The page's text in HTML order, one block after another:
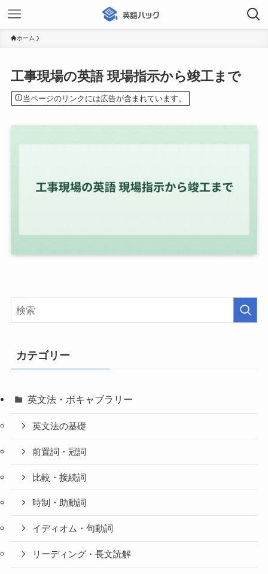
ホーム
工事現場の英語 現場指示から竣工まで
当ページのリンクには広告が含まれています。
カテゴリー
英文法・ボキャブラリー
英文法の基礎
前置詞・冠詞
比較・接続詞
時制・助動詞
イディオム・句動詞
リーディング・長文読解